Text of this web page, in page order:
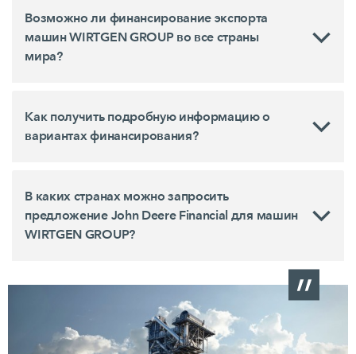
Возможно ли финансирование экспорта
машин WIRTGEN GROUP во все страны
мира?
Как получить подробную информацию о
вариантах финансирования?
В каких странах можно запросить
предложение John Deere Financial для машин
WIRTGEN GROUP?